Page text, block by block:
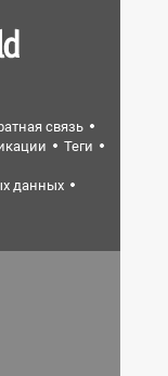
связь
Теги
данных